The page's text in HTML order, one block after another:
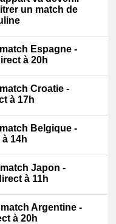
un match de
Espagne -
à 20h
Croatie -
à 17h
Belgique -
14h
Japon -
à 11h
Argentine -
à 20h